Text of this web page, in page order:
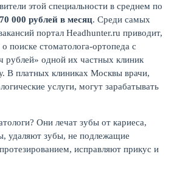
РЕЙТИНГ БАНКОВ
этой специальности в среднем по
70 000 рублей в месяц. Среди самых
портал Headhunter.ru приводит,
поиске стоматолога-ортопеда с
рублей» одной их частных клиник
В платных клиниках Москвы врачи,
услуги, могут зарабатывать
Они лечат зубы от кариеса,
удаляют зубы, не подлежащие
исправляют прикус и